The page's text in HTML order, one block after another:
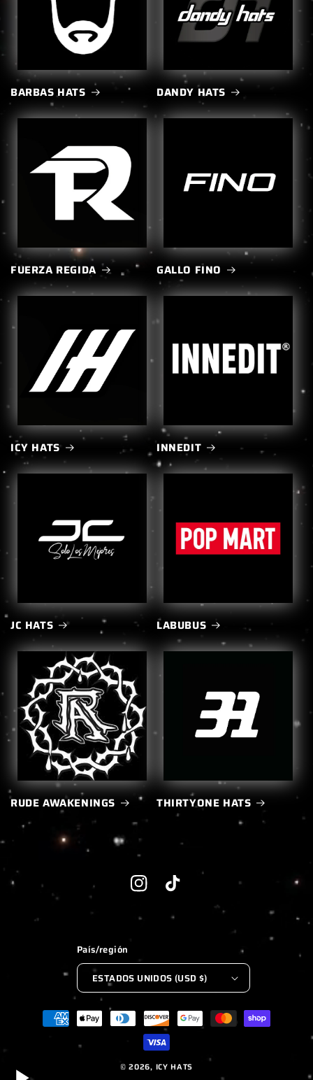
BARBAS HATS DANDY HATS
FUERZA REGIDA GALLO FINO
ICY HATS INNEDIT
JC HATS LABUBUS
RUDE AWAKENINGS THIRTYONE HATS
InstagramTikTok
País/región
ESTADOS UNIDOS (USD $)
Formas
© 2026, ICY HATS